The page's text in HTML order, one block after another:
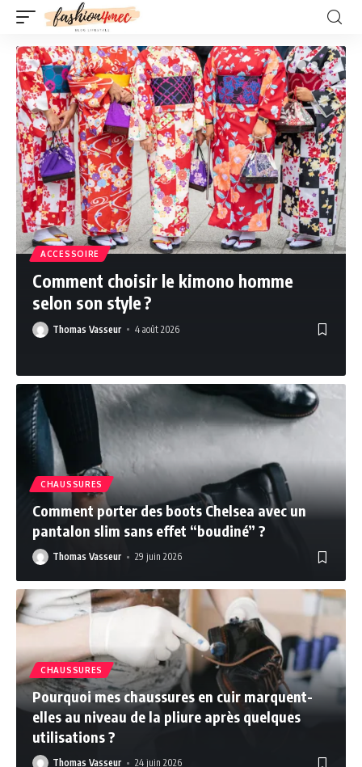
ACCESSOIRE
Comment choisir le kimono homme
selon son style ?
Thomas Vasseur 4 août 2026
CHAUSSURES
Comment porter des boots Chelsea avec un
pantalon slim sans effet “boudiné” ?
Thomas Vasseur 29 juin 2026
CHAUSSURES
Pourquoi mes chaussures en cuir marquent-
elles au niveau de la pliure après quelques
utilisations ?
Thomas Vasseur 24 juin 2026